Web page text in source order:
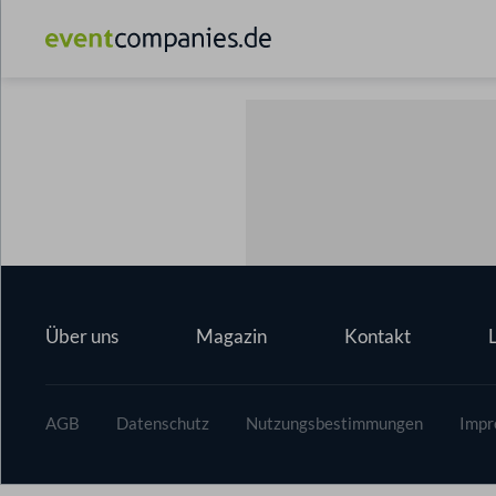
Über uns Magazin Kontakt
AGB Datenschutz Nutzungsbestimmungen